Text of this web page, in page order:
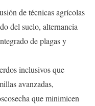
de técnicas agrícolas
del suelo, alternancia
de plagas y
inclusivos que
avanzadas,
que minimicen